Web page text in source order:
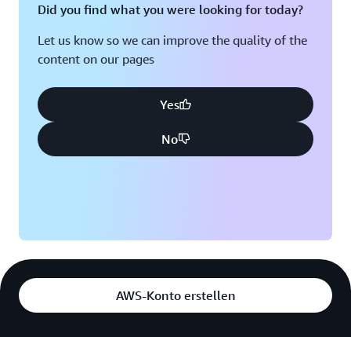
Did you find what you were looking for today?
Let us know so we can improve the quality of the
content on our pages
Yes
No
AWS-Konto erstellen